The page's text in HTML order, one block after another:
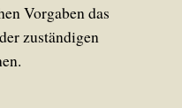
Vorgaben das
zuständigen